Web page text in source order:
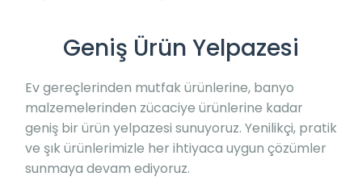
Geniş Ürün Yelpazesi
Ev gereçlerinden mutfak ürünlerine, banyo
malzemelerinden zücaciye ürünlerine kadar
geniş bir ürün yelpazesi sunuyoruz. Yenilikçi, pratik
ve şık ürünlerimizle her ihtiyaca uygun çözümler
sunmaya devam ediyoruz.